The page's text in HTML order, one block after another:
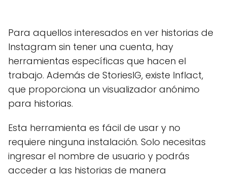
Para aquellos interesados en ver historias de
Instagram sin tener una cuenta, hay
herramientas específicas que hacen el
trabajo. Además de StoriesIG, existe Inflact,
que proporciona un visualizador anónimo
para historias.
Esta herramienta es fácil de usar y no
requiere ninguna instalación. Solo necesitas
ingresar el nombre de usuario y podrás
acceder a las historias de manera